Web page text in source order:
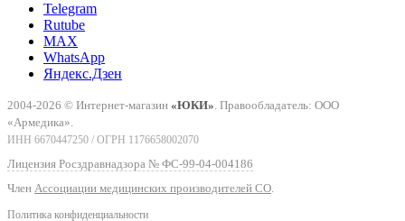
Telegram
Rutube
MAX
WhatsApp
Яндекс.Дзен
2004-2026 © Интернет-магазин «ЮКИ». Правообладатель: ООО
«Армедика».
ИНН 6670447250 / ОГРН 1176658002070
Лицензия Росздравнадзора № ФС-99-04-004186
Член Ассоциации медицинских производителей СО.
Политика конфиденциальности